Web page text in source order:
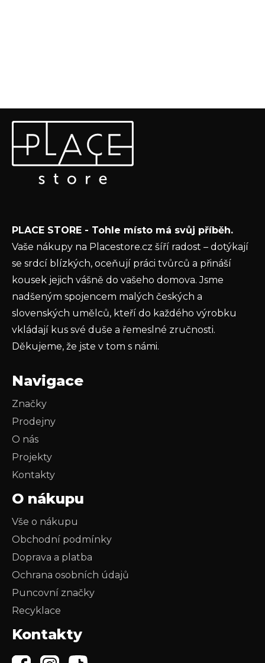
Odebírat newsletter
Vložte svůj e-mail a my vám budeme zasílat informace o
nových produktech na našem e-shopu.
ochrany osobních údajů
PŘIHLÁSIT SE
PLACE STORE - Tohle místo má svůj příběh.
Vaše nákupy na Placestore.cz šíří radost – dotýkají
se srdcí blízkých, oceňují práci tvůrců a přináší
kousek jejich vášně do vašeho domova. Jsme
nadšeným spojencem malých českých a
slovenských umělců, kteří do každého výrobku
vkládají kus své duše a řemeslné zručnosti.
Děkujeme, že jste v tom s námi.
Navigace
Značky
Prodejny
O nás
Projekty
Kontakty
O nákupu
Vše o nákupu
Obchodní podmínky
Doprava a platba
Ochrana osobních údajů
Puncovní značky
Recyklace
Kontakty